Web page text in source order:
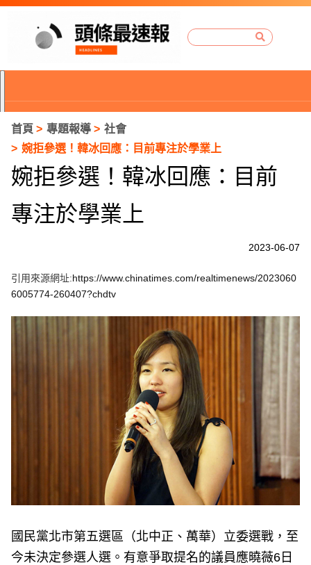
首頁 專題報導
社會
婉拒參選！韓冰回應：目前專注於學業上
婉拒參選！韓冰回應：目前
專注於學業上
2023-06-07
引用來源網址:https://www.chinatimes.com/realtimenews/2023060
6005774-260407?chdtv
國民黨北市第五選區（北中正、萬華）立委選戰，至
今未決定參選人選。有意爭取提名的議員應曉薇6日